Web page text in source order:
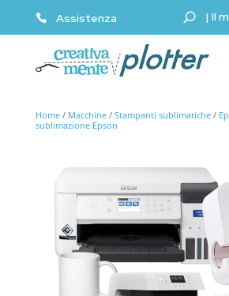
Assistenza | Il
Home/ Macchine/ Stampanti sublimatiche/
sublimazione Epson